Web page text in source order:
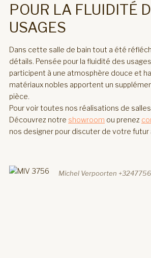
POUR LA FLUIDITÉ
USAGES
Dans cette salle de bain tout a été
détails. Pensée pour la fluidité des
participent à une atmosphère douce et
matériaux nobles apportent un
pièce.
Pour voir toutes nos réalisations de
Découvrez notre showroom ou prenez
nos designer pour discuter de votre futur
Michel Verpoorten